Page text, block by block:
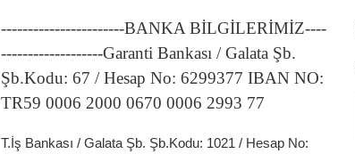
-----------------------BANKA BİLGİLERİMİZ----
-------------------Garanti Bankası / Galata Şb.
Şb.Kodu: 67 / Hesap No: 6299377 IBAN NO:
TR59 0006 2000 0670 0006 2993 77
T.İş Bankası / Galata Şb. Şb.Kodu: 1021 / Hesap No: